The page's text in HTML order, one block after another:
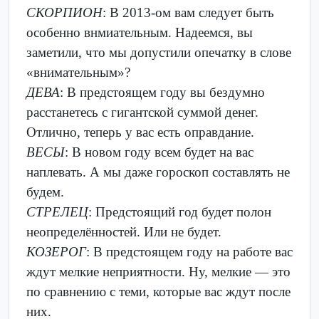
СКОРПИОН: В 2013-ом вам следует быть
особенно внмиательным. Надеемся, вы
заметили, что мы допустили опечатку в слове
«внимательным»?
ДЕВА: В предстоящем году вы бездумно
расстанетесь с гигантской суммой денег.
Отлично, теперь у вас есть оправдание.
ВЕСЫ: В новом году всем будет на вас
наплевать. А мы даже гороскоп составлять не
будем.
СТРЕЛЕЦ: Предстоящий год будет полон
неопределённостей. Или не будет.
КОЗЕРОГ: В предстоящем году на работе вас
ждут мелкие неприятности. Ну, мелкие — это
по сравнению с теми, которые вас ждут после
них.